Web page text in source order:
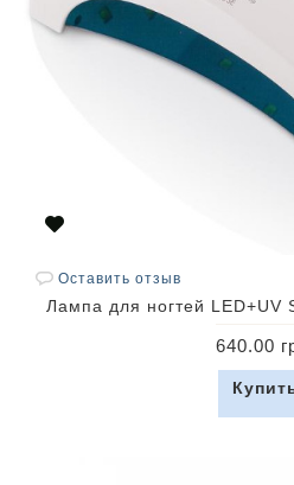
Оставить отзыв
Лампа для ногтей LED+UV
640.00